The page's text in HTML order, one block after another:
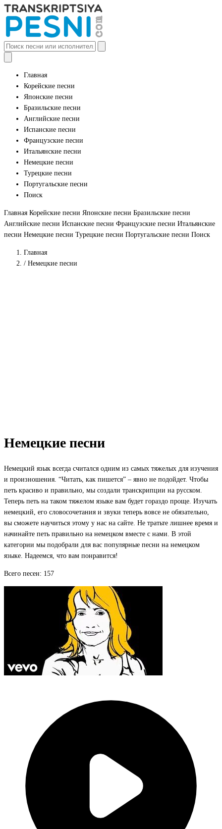
Главная
Корейские песни
Японские песни
Бразильские песни
Английские песни
Испанские песни
Французские песни
Итальянские песни
Немецкие песни
Турецкие песни
Португальские песни
Поиск
Главная Корейские песни Японские песни Бразильские песни
Английские песни Испанские песни Французские песни Итальянские
песни Немецкие песни Турецкие песни Португальские песни Поиск
Главная
/ Немецкие песни
Немецкие песни
Немецкий язык всегда считался одним из самых тяжелых для изучения
и произношения. “Читать, как пишется” – явно не подойдет. Чтобы
петь красиво и правильно, мы создали транскрипции на русском.
Теперь петь на таком тяжелом языке вам будет гораздо проще. Изучать
немецкий, его словосочетания и звуки теперь вовсе не обязательно,
вы сможете научиться этому у нас на сайте. Не тратьте лишнее время и
начинайте петь правильно на немецком вместе с нами. В этой
категории мы подобрали для вас популярные песни на немецком
языке. Надеемся, что вам понравится!
Всего песен: 157